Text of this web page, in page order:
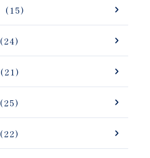
(15)
(24)
(21)
(25)
(22)